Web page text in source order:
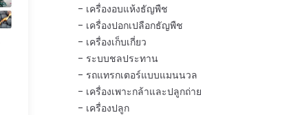
เครื่องอบแห้งธัญพืช
เครื่องปอกเปลือกธัญพืช
เครื่องเก็บเกี่ยว
ระบบชลประทาน
รถแทรกเตอร์แบบแมนนวล
เครื่องเพาะกล้าและปลูกถ่าย
เครื่องปลูก